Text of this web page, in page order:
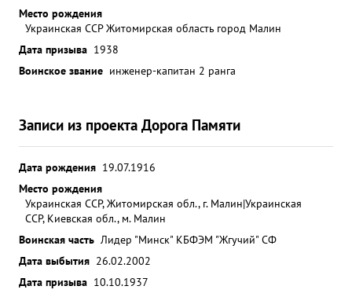
Место рождения
Украинская ССР Житомирская область город Малин
Дата призыва 1938
Воинское звание инженер-капитан 2 ранга
Записи из проекта Дорога Памяти
Дата рождения 19.07.1916
Место рождения
Украинская ССР, Житомирская обл., г. Малин|Украинская
ССР, Киевская обл., м. Малин
Воинская часть Лидер "Минск" КБФЭМ "Жгучий" СФ
Дата выбытия 26.02.2002
Дата призыва 10.10.1937